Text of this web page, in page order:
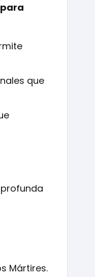
que
Mártires.